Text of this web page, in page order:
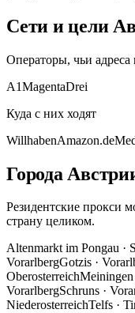
Сети и цели
Операторы, чьи адреса
A1MagentaDrei
Куда с них ходят
WillhabenAmazon.de
Города
Резидентские прокси
страну целиком.
Altenmarkt im Pongau ·
VorarlbergGotzis ·
OberosterreichMeiningen
VorarlbergSchruns ·
NiederosterreichTelfs ·